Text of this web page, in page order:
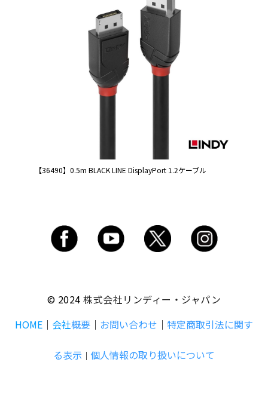
【36490】0.5m BLACK LINE DisplayPort 1.2ケーブル
© 2024株式会社リンディー・ジャパン
HOME ｜ 会社概要 ｜ お問い合わせ ｜ 特定商取引法に関す
る表示 ｜ 個人情報の取り扱いについて